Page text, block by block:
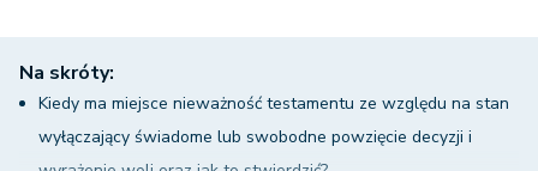
Na skróty:
Kiedy ma miejsce nieważność testamentu ze względu na stan
wyłączający świadome lub swobodne powzięcie decyzji i